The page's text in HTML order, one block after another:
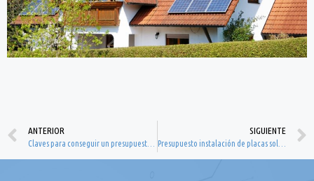
ANTERIOR SIGUIENTE